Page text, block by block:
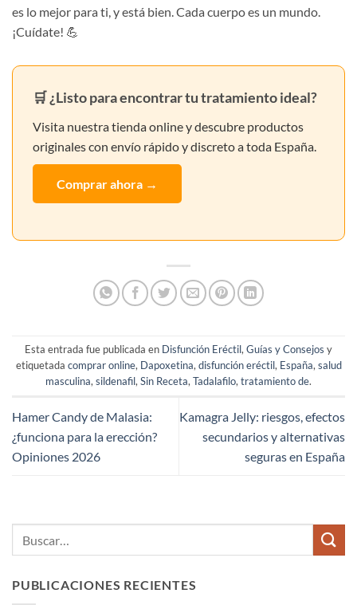
es lo mejor para ti, y está bien. Cada cuerpo es un mundo.
¡Cuídate! 💪
🛒 ¿Listo para encontrar tu tratamiento ideal?
Visita nuestra tienda online y descubre productos
originales con envío rápido y discreto a toda España.
Comprar ahora →
Esta entrada fue publicada en Disfunción Eréctil,Guías y Consejos y
etiquetada comprar online, Dapoxetina,disfunción eréctil, España,salud
masculina,sildenafil,Sin Receta,Tadalafilo,tratamiento de.
Hamer Candy de Malasia:
¿funciona para la erección?
Opiniones 2026
Kamagra Jelly: riesgos, efectos
secundarios y alternativas
seguras en España
PUBLICACIONES RECIENTES